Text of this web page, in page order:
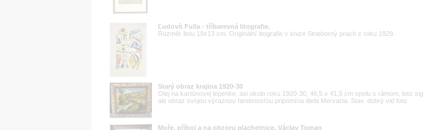
Ľudovít Fulla - tříbarevná litografie.
Rozměr listu 19x13 cm. Originální litografie v knize Strieborný prach z roku 1929.
Starý obraz krajina 1920-30
Olej na kartónovej lepenke, asi okolo roku 1920-30, 46,5 x 41,5 cm spolu s rámom, bez sig.
ale obraz svojou výraznou farebnosťou pripomína diela Mervarta. Stav. dobrý vid foto
Moře, příboj a na obzoru plachetnice, Václav Toman